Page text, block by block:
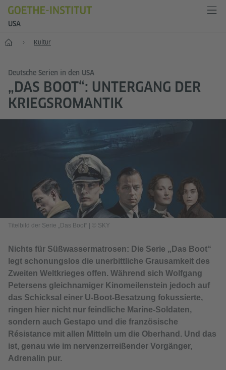
USA
Start Kultur
Deutsche Serien in den USA
„DAS BOOT“: UNTERGANG DER
KRIEGSROMANTIK
Titelbild der Serie „Das Boot“ © SKY
Nichts für Süßwassermatrosen: Die Serie „Das Boot“
legt schonungslos die unerbittliche Grausamkeit des
Zweiten Weltkrieges offen. Während sich Wolfgang
Petersens gleichnamiger Kinomeilenstein jedoch auf
das Schicksal einer U-Boot-Besatzung fokussierte,
ringen hier nicht nur feindliche Marine-Soldaten,
sondern auch Gestapo und die französische
Résistance mit allen Mitteln um die Oberhand. Und das
ist, genau wie im nervenzerreißender Vorgänger,
Adrenalin pur.